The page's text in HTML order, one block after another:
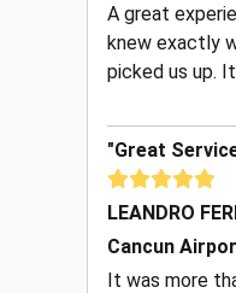
A great
knew exactly
picked us up.
"Great
LEANDRO
Cancun
It was more